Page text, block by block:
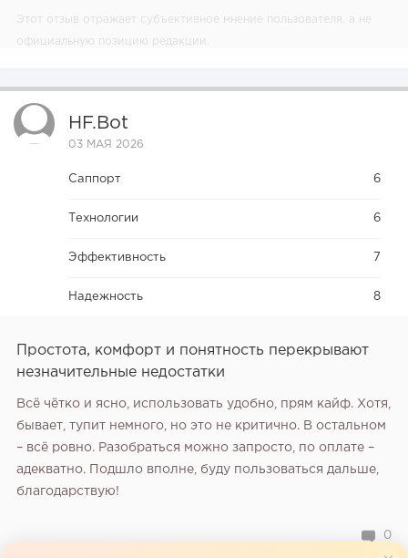
Этот отзыв отражает субъективное мнение пользователя, а не
официальную позицию редакции.
HF.bot
03 МАЯ 2026
Саппорт 6
Технологии 6
Эффективность 7
Надежность 8
Простота, комфорт и понятность перекрывают
незначительные недостатки
Всё чётко и ясно, использовать удобно, прям кайф. Хотя,
бывает, тупит немного, но это не критично. В остальном
– всё ровно. Разобраться можно запросто, по оплате –
адекватно. Подшло вполне, буду пользоваться дальше,
благодарствую!
0